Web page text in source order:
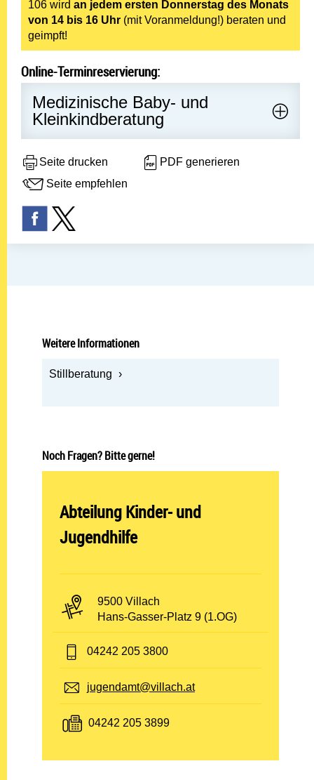
106 wird an jedem ersten Donnerstag des Monats
von 14 bis 16 Uhr (mit Voranmeldung!) beraten und
geimpft!
Online-Terminreservierung:
Medizinische Baby- und
Kleinkindberatung
Seite drucken
PDF generieren
Seite empfehlen
Weitere Informationen
Stillberatung
Noch Fragen? Bitte gerne!
Abteilung öffnen:
Abteilung Kinder- und
Jugendhilfe
PLZ und Ort:
9500 Villach
Adresse:
Hans-Gasser-Platz 9 (1.OG)
Telefon:
04242 205 3800
E-Mail:
jugendamt@villach.at
Fax:
04242 205 3899